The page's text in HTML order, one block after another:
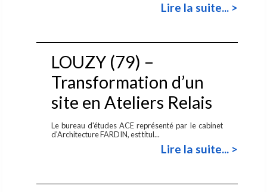
Lire la suite... >
LOUZY (79) –
Transformation d’un
site en Ateliers Relais
Le bureau d'études ACE représenté par le cabinet
d'Architecture FARDIN, est titul...
Lire la suite... >